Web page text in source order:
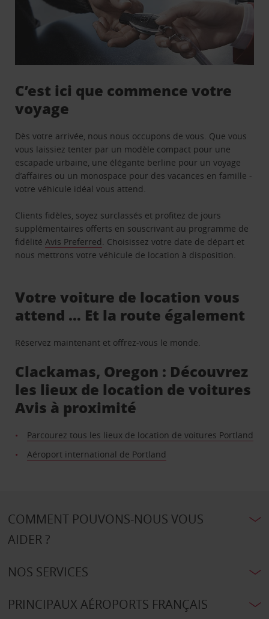
C’est ici que commence votre
voyage
Dès votre arrivée, nous nous occupons de vous. Que vous
vous laissiez tenter par un modèle compact pour une
escapade urbaine, une élégante berline pour un voyage
d’affaires ou un monospace pour des vacances en famille -
votre véhicule idéal vous attend.
Clients fidèles, soyez surclassés et profitez de jours
supplémentaires offerts en souscrivant au programme de
fidélitéAvis Preferred. Choisissez votre date de départ et
nous mettrons votre véhicule de location à disposition.
Votre voiture de location vous
attend … Et la route également
Réservez maintenant et offrez-vous le monde.
Clackamas, Oregon : Découvrez
les lieux de location de voitures
Avis à proximité
Parcourez tous les lieux de location de voitures Portland
Aéroport international de Portland
COMMENT POUVONS-NOUS VOUS
AIDER ?
NOS SERVICES
PRINCIPAUX AÉROPORTS FRANÇAIS